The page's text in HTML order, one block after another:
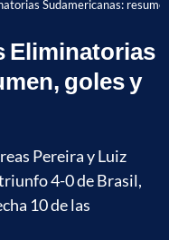
Sudamericanas:
Eliminatorias
goles y
Pereira y Luiz
4-0 de Brasil,
10 de las